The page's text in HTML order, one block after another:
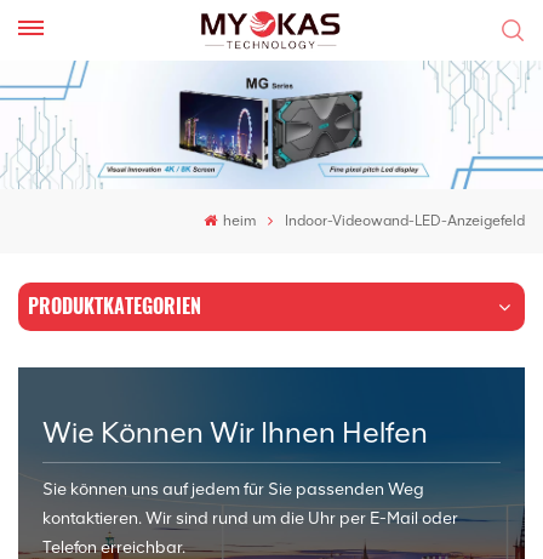
heim Indoor-Videowand-LED-Anzeigefeld
PRODUKTKATEGORIEN
Wie Können Wir Ihnen Helfen
Sie können uns auf jedem für Sie passenden Weg
kontaktieren. Wir sind rund um die Uhr per E-Mail oder
Telefon erreichbar.